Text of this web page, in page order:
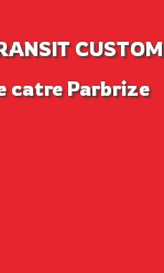
CUSTOM
catre Parbrize